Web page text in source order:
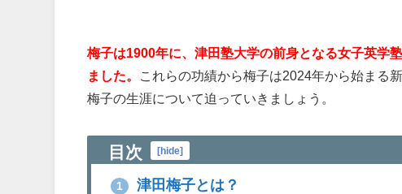
梅子は1900年に、津田塾大学の前身となる女子英学
ました。
これらの功績から梅子は2024年から始まる
梅子の生涯について迫っていきましょう。
目次 [hide]
1 津田梅子とは？